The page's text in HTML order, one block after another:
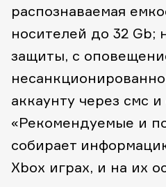
распознаваемая
носителей до 32 Gb;
защиты, с
аккаунту через смс и
«Рекомендуемые и
собирает
Xbox играх, и на их